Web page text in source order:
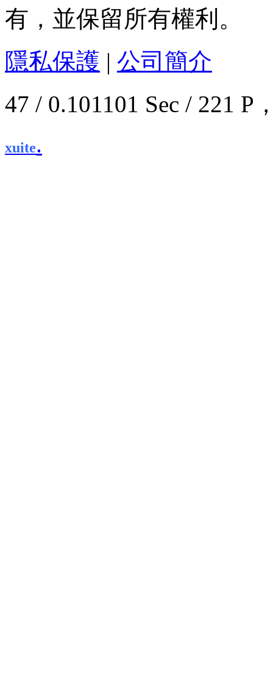
有，並保留所有權利。
隱私保護 | 公司簡介
47 / 0.101101 Sec / 221
xuite.